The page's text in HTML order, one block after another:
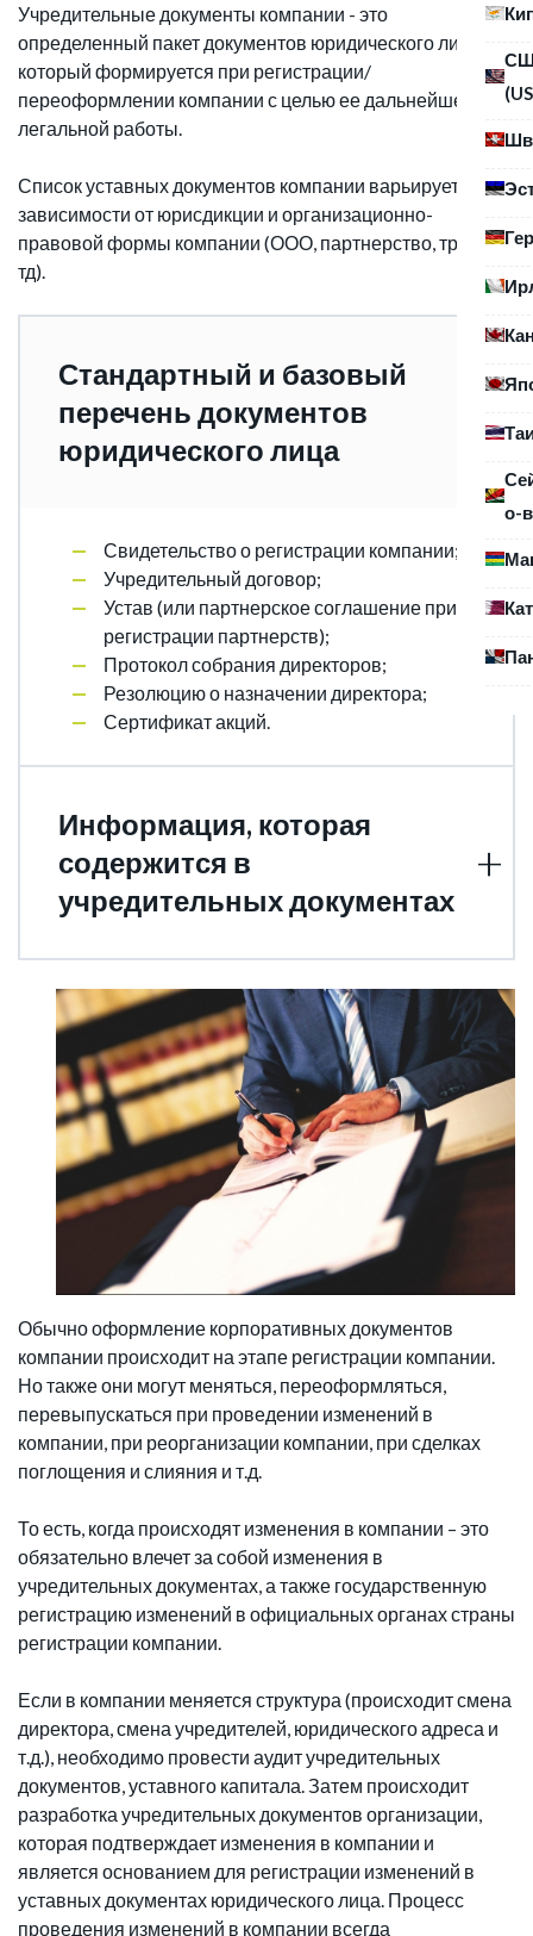
о-
Учредительные документы компании - это
определенный пакет документов юридического лица,
который формируется при регистрации/
переоформлении компании с целью ее дальнейшей
легальной работы.
Список уставных документов компании варьируется в
зависимости от юрисдикции и организационно-
правовой формы компании (ООО, партнерство, траст и
тд).
Стандартный и базовый
перечень документов
юридического лица
Свидетельство о регистрации компании;
Учредительный договор;
Устав (или партнерское соглашение при
регистрации партнерств);
Протокол собрания директоров;
Резолюцию о назначении директора;
Сертификат акций.
Информация, которая
содержится в
учредительных документах
Обычно оформление корпоративных документов
компании происходит на этапе регистрации компании.
Но также они могут меняться, переоформляться,
перевыпускаться при проведении изменений в
компании, при реорганизации компании, при сделках
поглощения и слияния и т.д.
То есть, когда происходят изменения в компании – это
обязательно влечет за собой изменения в
учредительных документах, а также государственную
регистрацию изменений в официальных органах страны
регистрации компании.
Если в компании меняется структура (происходит смена
директора, смена учредителей, юридического адреса и
т.д.), необходимо провести аудит учредительных
документов, уставного капитала. Затем происходит
разработка учредительных документов организации,
которая подтверждает изменения в компании и
является основанием для регистрации изменений в
уставных документах юридического лица. Процесс
проведения изменений в компании всегда